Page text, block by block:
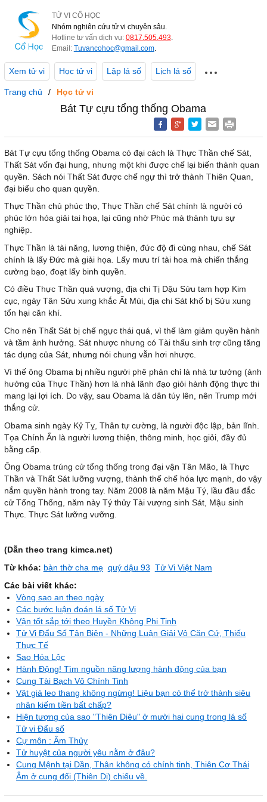
TỬ VI CỔ HỌC
Nhóm nghiên cứu tử vi chuyên sâu.
Hotline tư vấn dịch vụ: 0817.505.493.
Email: Tuvancohoc@gmail.com.
Xem tử vi Học tử vi Lập lá số Lịch lá số
Trang chủ Học tử vi
Bát Tự cựu tổng thống Obama
Bát Tự cựu tổng thống Obama có đại cách là Thực Thần chế Sát,
Thất Sát vốn đại hung, nhưng một khi được chế lại biến thành quan
quyền. Sách nói Thất Sát được chế ngự thì trở thành Thiên Quan,
đại biểu cho quan quyền.
Thực Thần chủ phúc thọ, Thực Thần chế Sát chính là người có
phúc lớn hóa giải tai họa, lại cũng nhờ Phúc mà thành tựu sự
nghiệp.
Thực Thần là tài năng, lương thiện, đức độ đi cùng nhau, chế Sát
chính là lấy Đức mà giải họa. Lấy mưu trí tài hoa mà chiến thắng
cường bạo, đoạt lấy binh quyền.
Có điều Thực Thần quá vượng, địa chi Tị Dậu Sửu tam hợp Kim
cục, ngày Tân Sửu xung khắc Ất Mùi, địa chi Sát khố bị Sửu xung
tổn hại căn khí.
Cho nên Thất Sát bị chế ngực thái quá, vì thế làm giảm quyền hành
và tầm ảnh hưởng. Sát nhược nhưng có Tài thấu sinh trợ cũng tăng
tác dụng của Sát, nhưng nói chung vẫn hơi nhược.
Vì thế ông Obama bị nhiều người phê phán chỉ là nhà tư tưởng (ảnh
hưởng của Thực Thần) hơn là nhà lãnh đạo giỏi hành động thực thi
mang lại lợi ích. Do vậy, sau Obama là dân túy lên, nên Trump mới
thắng cử.
Obama sinh ngày Kỷ Tỵ, Thân tự cường, là người độc lập, bản lĩnh.
Tọa Chính Ấn là người lương thiện, thông minh, học giỏi, đầy đủ
bằng cấp.
Ông Obama trúng cử tổng thống trong đại vận Tân Mão, là Thực
Thần và Thất Sát lưỡng vượng, thành thế chế hóa lực mạnh, do vậy
nắm quyền hành trong tay. Năm 2008 là năm Mậu Tý, lầu đầu đắc
cử Tổng Thổng, năm này Tý thủy Tài vượng sinh Sát, Mậu sinh
Thực. Thực Sát lưỡng vưỡng.
(Dẫn theo trang kimca.net)
Từ khóa: bàn thờ cha mẹ quý dậu 93 Tử Vi Việt Nam
Các bài viết khác:
Vòng sao an theo ngày
Các bước luận đoán lá số Tử Vi
Vận tốt sắp tới theo Huyền Không Phi Tinh
Tử Vi Đẩu Số Tân Biên - Những Luận Giải Vô Căn Cứ, Thiếu
Thực Tế
Sao Hóa Lộc
Hành Động! Tìm nguồn năng lượng hành động của bạn
Cung Tài Bạch Vô Chính Tinh
Vật giá leo thang không ngừng! Liệu bạn có thể trở thành siêu
nhân kiếm tiền bất chấp?
Hiện tượng của sao "Thiên Diêu" ở mười hai cung trong lá số
Tử vi Đẩu số
Cự môn : Âm Thủy
Tử huyệt của người yêu nằm ở đâu?
Cung Mệnh tại Dần, Thân không có chính tinh, Thiên Cơ Thái
Âm ở cung đối (Thiên Di) chiếu về.